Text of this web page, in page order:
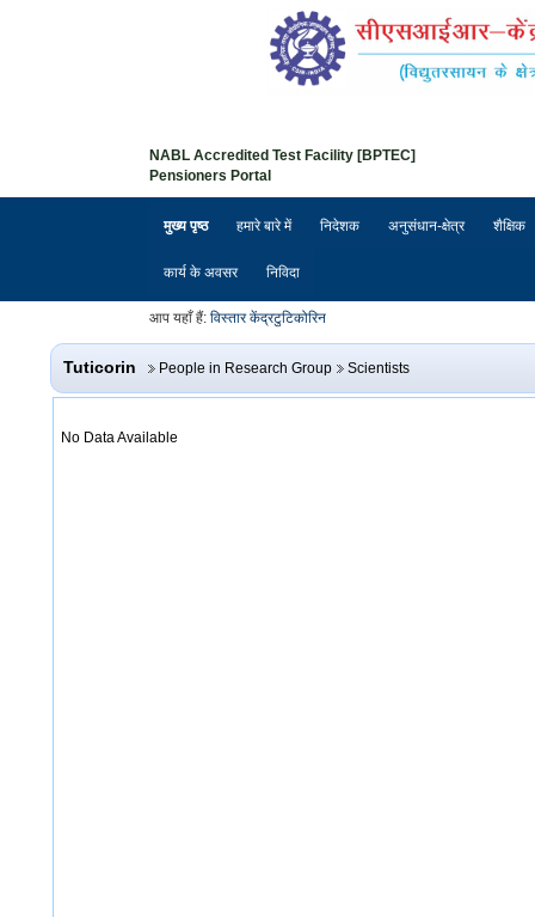
NABL Accredited Test Facility [BPTEC]
Pensioners Portal
मुख्य पृष्ठ हमारे बारे में निदेशक अनुसंधान-क्षेत्र शैक्षिक
कार्य के अवसर निविदा
आप यहाँ हैं: विस्तार केंद्रटुटिकोरिन
Tuticorin People in Research Group Scientists
No Data Available